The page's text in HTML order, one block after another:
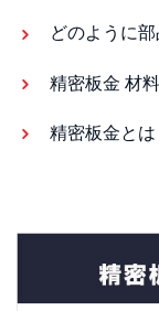
どのように
精密板金 材
精密板金とは